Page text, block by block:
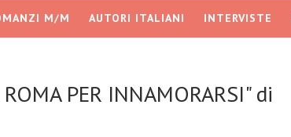
M/M AUTORI ITALIANI INTERVISTE
PER INNAMORARSI" di